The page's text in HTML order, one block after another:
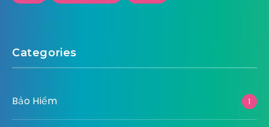
Categories
Bảo Hiểm 1